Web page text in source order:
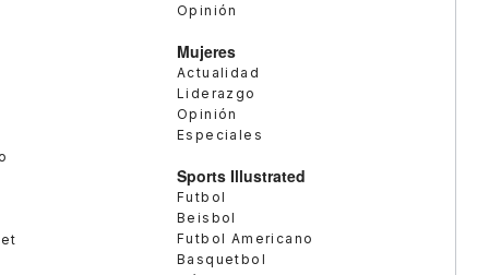
Opinión
Mujeres
Actualidad
Liderazgo
Opinión
Especiales
Sports Illustrated
Futbol
Beisbol
Futbol Americano
Basquetbol